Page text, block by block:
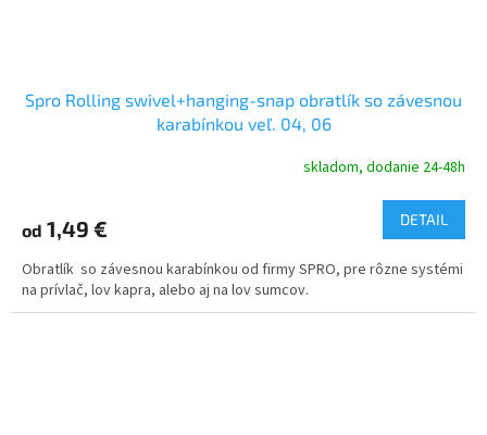
Spro Rolling swivel+hanging-snap obratlík so závesnou
karabínkou veľ. 04, 06
skladom, dodanie 24-48h
od 1,49 € DETAIL
Obratlík so závesnou karabínkou od firmy SPRO, pre rôzne systémi
na prívlač, lov kapra, alebo aj na lov sumcov.